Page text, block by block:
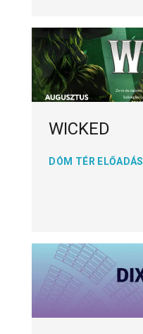
WICKED
DÓM TÉR ELŐADÁS